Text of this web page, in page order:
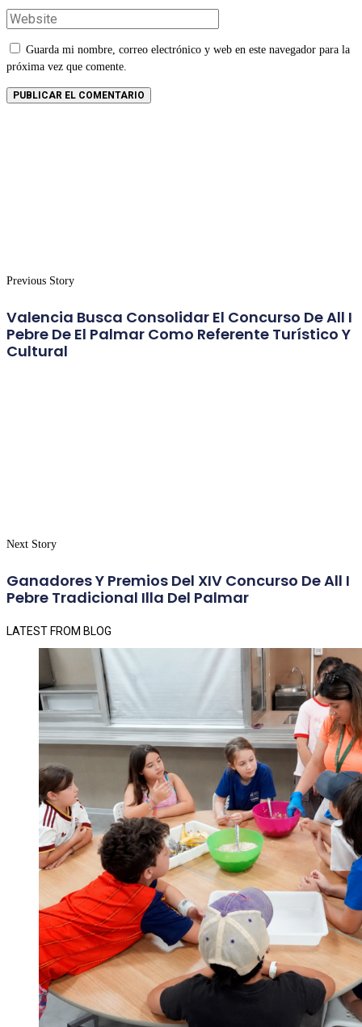
Guarda mi nombre, correo electrónico y web en este navegador para la
próxima vez que comente.
Previous Story
Valencia Busca Consolidar El Concurso De All I
Pebre De El Palmar Como Referente Turístico Y
Cultural
Next Story
Ganadores Y Premios Del XIV Concurso De All I
Pebre Tradicional Illa Del Palmar
LATEST FROM BLOG